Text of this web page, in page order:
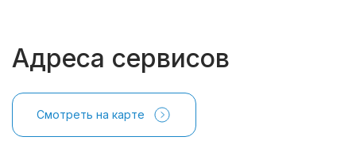
Адреса сервисов
Смотреть на карте